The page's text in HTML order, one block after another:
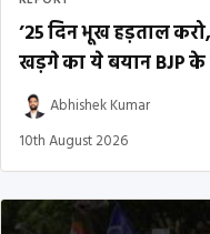
’25 दिन भूख हड़ताल
खड़गे का ये बयान BJP के
Abhishek Kumar
10th August 2026